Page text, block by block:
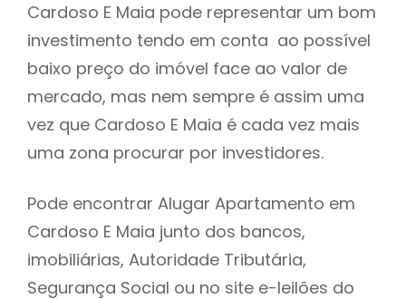
Cardoso E Maia pode representar um bom
investimento tendo em conta ao possível
baixo preço do imóvel face ao valor de
mercado, mas nem sempre é assim uma
vez que Cardoso E Maia é cada vez mais
uma zona procurar por investidores.
Pode encontrar Alugar Apartamento em
Cardoso E Maia junto dos bancos,
imobiliárias, Autoridade Tributária,
Segurança Social ou no site e-leilões do